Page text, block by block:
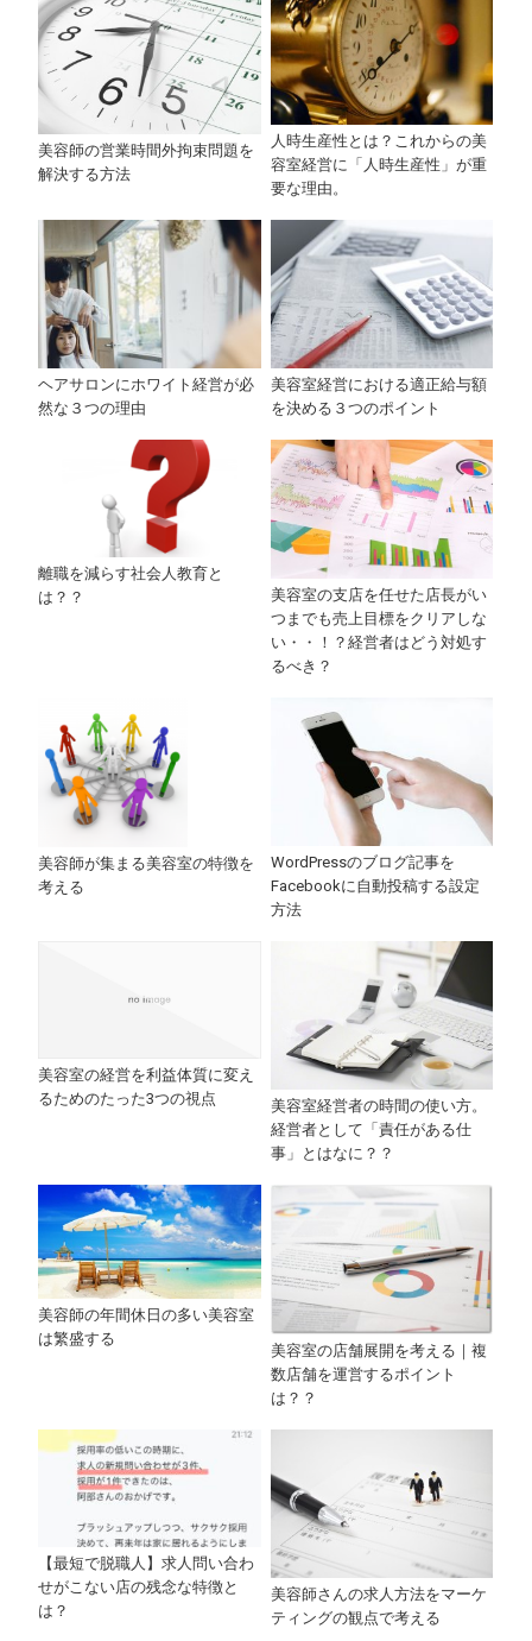
美容師の営業時間外拘束問題を
解決する方法
人時生産性とは？これからの美
容室経営に「人時生産性」が重
要な理由。
ヘアサロンにホワイト経営が必
然な３つの理由
美容室経営における適正給与額
を決める３つのポイント
離職を減らす社会人教育と
は？？
美容室の支店を任せた店長がい
つまでも売上目標をクリアしな
い・・！？経営者はどう対処す
るべき？
美容師が集まる美容室の特徴を
考える
WordPressのブログ記事を
Facebookに自動投稿する設定
方法
美容室の経営を利益体質に変え
るためのたった3つの視点
美容室経営者の時間の使い方。
経営者として「責任がある仕
事」とはなに？？
美容師の年間休日の多い美容室
は繁盛する
美容室の店舗展開を考える｜複
数店舗を運営するポイント
は？？
【最短で脱職人】求人問い合わ
せがこない店の残念な特徴と
は？
美容師さんの求人方法をマーケ
ティングの観点で考える